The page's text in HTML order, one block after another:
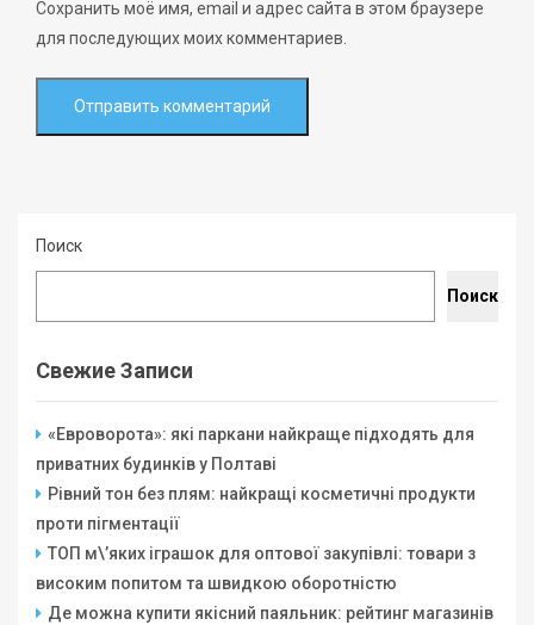
Сохранить моё имя, email и адрес сайта в этом браузере
для последующих моих комментариев.
Поиск
Поиск
Свежие Записи
«Евроворота»: які паркани найкраще підходять для
приватних будинків у Полтаві
Рівний тон без плям: найкращі косметичні продукти
проти пігментації
ТОП м\’яких іграшок для оптової закупівлі: товари з
високим попитом та швидкою оборотністю
Де можна купити якісний паяльник: рейтинг магазинів